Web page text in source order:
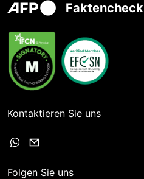
Faktencheck
Kontaktieren Sie uns
Folgen Sie uns